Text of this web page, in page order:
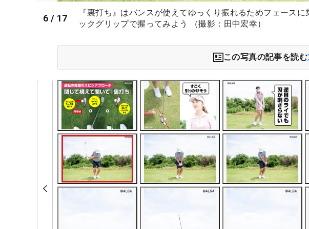
6 / 17
『裏打ち』はバンスが使えてゆっくり振れるためフェース
ックグリップで握ってみよう （撮影：田中宏幸）
この写真の記事を読む